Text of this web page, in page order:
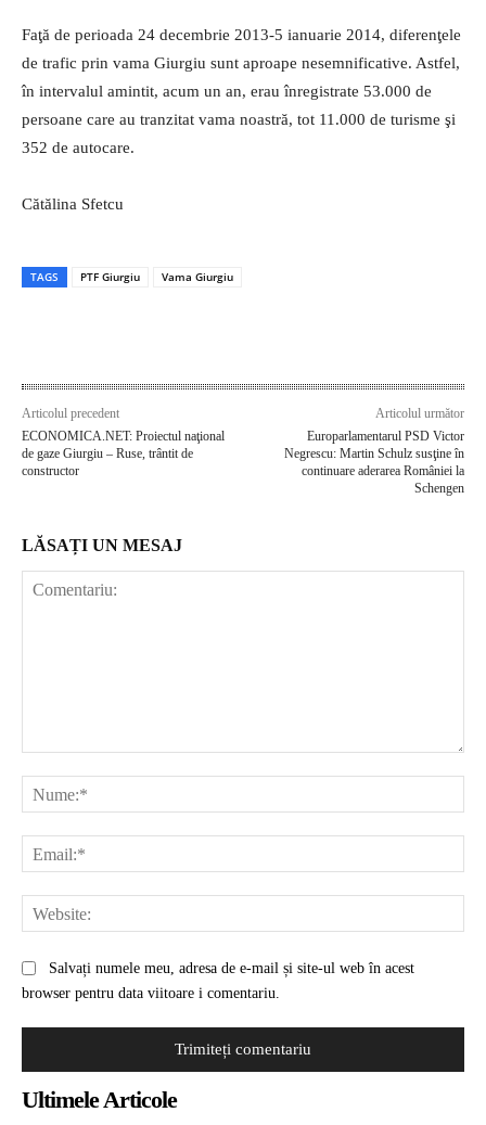
Faţă de perioada 24 decembrie 2013-5 ianuarie 2014, diferenţele
de trafic prin vama Giurgiu sunt aproape nesemnificative. Astfel,
în intervalul amintit, acum un an, erau înregistrate 53.000 de
persoane care au tranzitat vama noastră, tot 11.000 de turisme şi
352 de autocare.
Cătălina Sfetcu
TAGS PTF Giurgiu Vama Giurgiu
Articolul precedent
ECONOMICA.NET: Proiectul naţional
de gaze Giurgiu – Ruse, trântit de
constructor
Articolul următor
Europarlamentarul PSD Victor
Negrescu: Martin Schulz susţine în
continuare aderarea României la
Schengen
LĂSAȚI UN MESAJ
Salvați numele meu, adresa de e-mail și site-ul web în acest
browser pentru data viitoare i comentariu.
Ultimele Articole